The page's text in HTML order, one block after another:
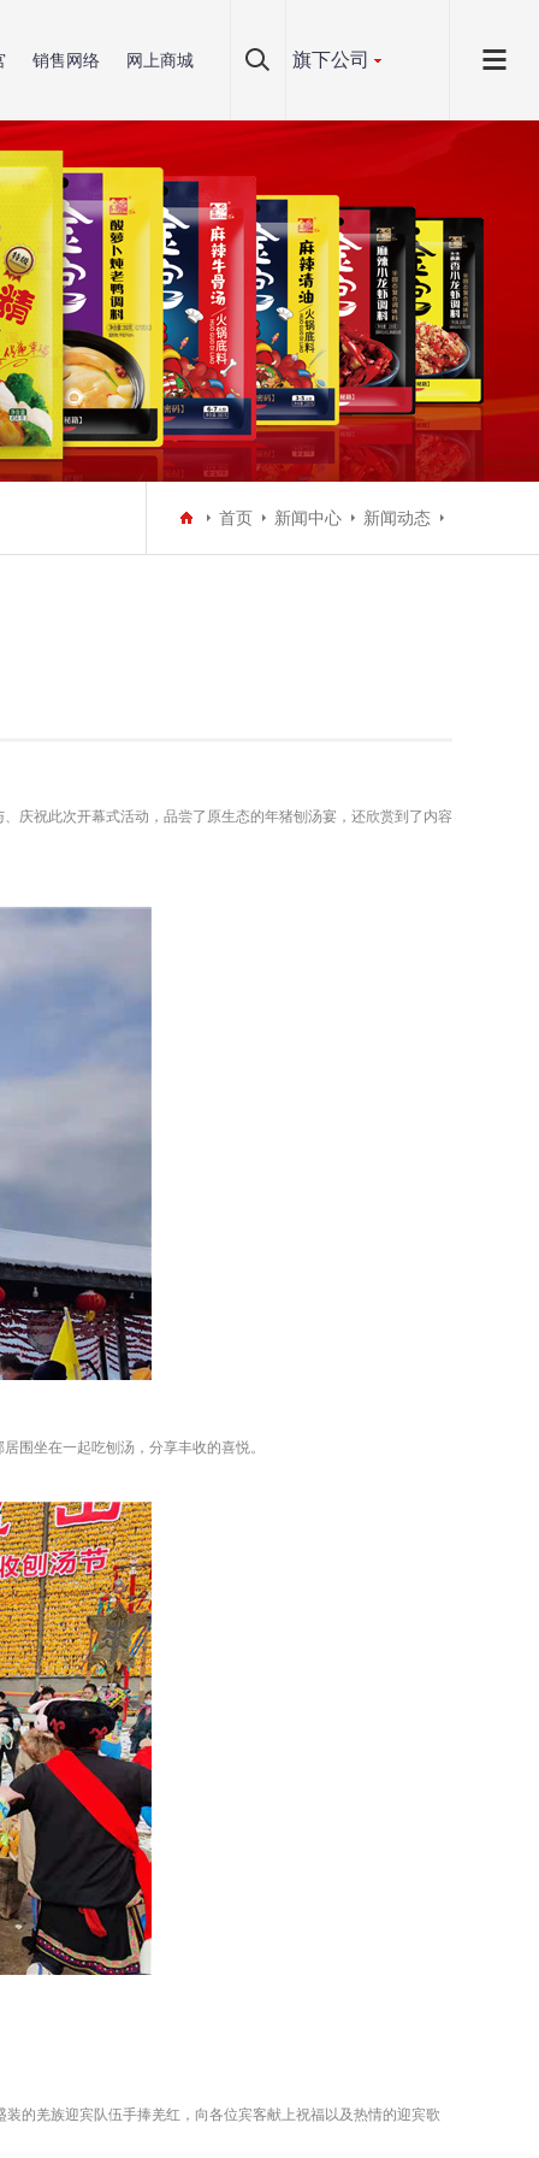
销售网络 网上商城 旗下公司
首页 新闻中心 新闻动态
庆祝此次开幕式活动，品尝了原生态的年猪刨汤宴，还欣赏到了内容
围坐在一起吃刨汤，分享丰收的喜悦。
的羌族迎宾队伍手捧羌红，向各位宾客献上祝福以及热情的迎宾歌